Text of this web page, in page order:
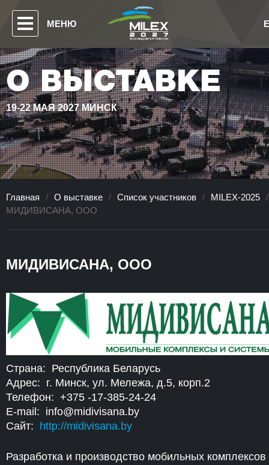
МЕНЮ
О ВЫСТАВКЕ
19-22 МАЯ 2027 МИНСК
Главная / О выставке / Список участников / MILEX-2025 /
МИДИВИСАНА, ООО
МИДИВИСАНА, ООО
Страна: Республика Беларусь
Адрес: г. Минск, ул. Мележа, д.5, корп.2
Телефон: +375 -17-385-24-24
E-mail: info@midivisana.by
Сайт: http://midivisana.by
Разработка и производство мобильных комплексов